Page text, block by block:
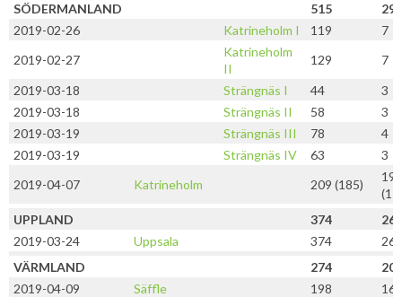
SÖDERMANLAND
515
29
2019-02-26
Katrineholm I 119
7
2019-02-27
Katrineholm
II
129
7
2019-03-18
Strängnäs I 44
3
2019-03-18
Strängnäs II 58
3
2019-03-19
Strängnäs III 78
4
2019-03-19
Strängnäs IV 63
3
2019-04-07
Katrineholm 209 (185)
19
(17)
UPPLAND
374
26
2019-03-24
Uppsala 374
26
VÄRMLAND
274
20
2019-04-09
Säffle 198
16